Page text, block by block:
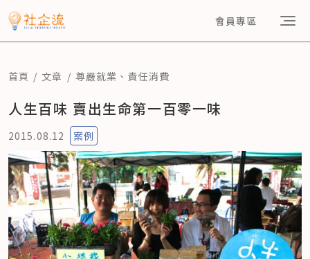
會員專區
首頁 文章 尊嚴就業 、 責任消費
人生百味 賣出生命第一百零一味
2015.08.12 案例